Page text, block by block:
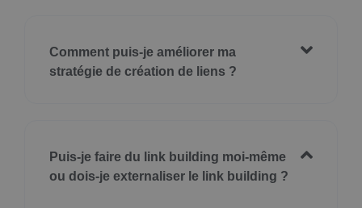
Comment puis-je améliorer ma
stratégie de création de liens ?
Puis-je faire du link building moi-même
ou dois-je externaliser le link building ?